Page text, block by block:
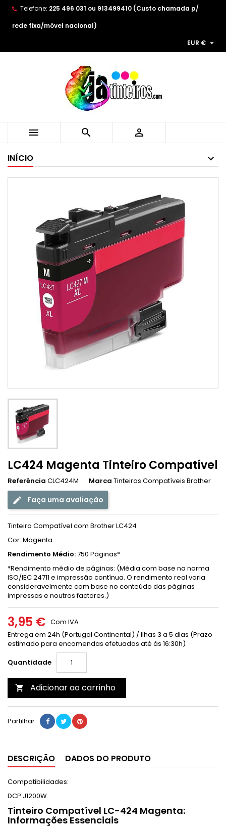
Telefone: 225 496 031 ou 913499410 (Custo chamada p/
rede fixa/móvel nacional)
EUR € 
  
INÍCIO
LC424 Magenta Tinteiro Compatível
Referência CLC424M Marca Tinteiros Compatíveis Brother
Faça uma avaliação
Tinteiro Compatível com Brother LC424
Cor: Magenta
Rendimento Médio:750 Páginas*
*Rendimento médio de páginas: (Média com base na norma
ISO/IEC 24711 e impressão contínua. O rendimento real varia
consideravelmente com base no conteúdo das páginas
impressas e noutros factores.)
3,95 € Com IVA
Entrega em 24h (Portugal Continental) / Ilhas 3 a 5 dias (Prazo
estimado para encomendas efetuadas até às 16:30h)
Quantidade
 Adicionar ao carrinho
Partilhar
DESCRIÇÃO DADOS DO PRODUTO
Compatibilidades:
DCP J1200W
Tinteiro Compatível LC-424 Magenta:
Informações Essenciais
As minhas listas de desejos ×
((title)) ×
((label))
((cancelText)) ((createText))
Entrar ×
You need to be logged in to save products in your
wishlist.
((cancelText))